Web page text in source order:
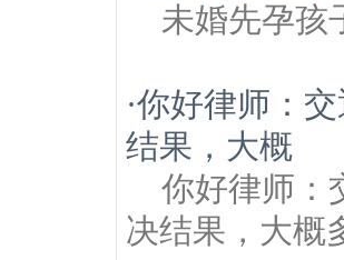
未婚先孕孩
·你好律师：
结果，大概
你好律师：
决结果，大概